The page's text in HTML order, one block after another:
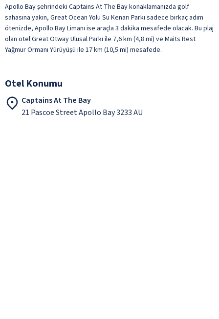
Apollo Bay şehrindeki Captains At The Bay konaklamanızda golf
sahasına yakın, Great Ocean Yolu Su Kenarı Parkı sadece birkaç adım
ötenizde, Apollo Bay Limanı ise araçla 3 dakika mesafede olacak. Bu plaj
olan otel Great Otway Ulusal Parkı ile 7,6 km (4,8 mi) ve Maits Rest
Yağmur Ormanı Yürüyüşü ile 17 km (10,5 mi) mesafede.
Otel Konumu
Captains At The Bay
21 Pascoe Street Apollo Bay 3233 AU